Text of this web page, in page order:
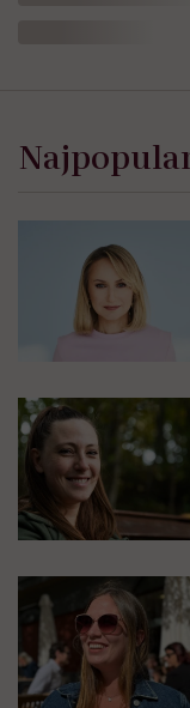
Róża Hajkuś w swojej
polega praca lekarza
czego można się
M y,
nami
wszystkim